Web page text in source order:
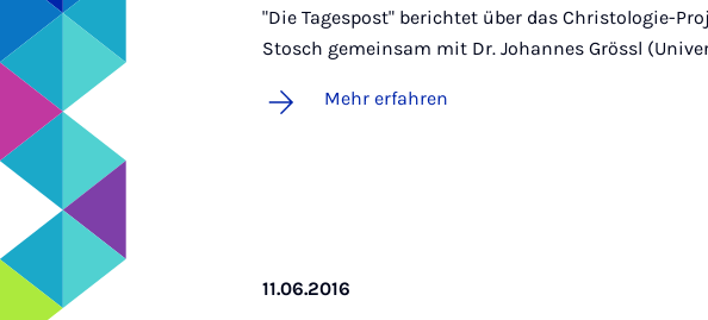
"Die Tagespost" berichtet über das Christologie-
Stosch gemeinsam mit Dr. Johannes Grössl
Mehr erfahren
11.06.2016